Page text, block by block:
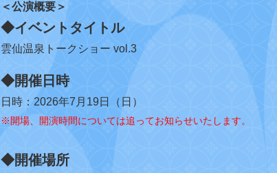
＜公演概要＞
◆イベントタイトル
雲仙温泉トークショー vol.3
◆開催日時
日時：2026年7月19日（日）
※開場、開演時間については追ってお知らせいたします。
◆開催場所